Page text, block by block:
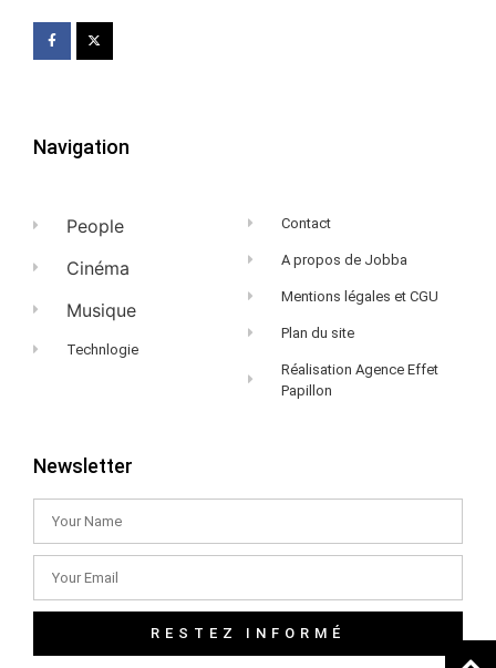
Navigation
People
Cinéma
Musique
Technlogie
Contact
A propos de Jobba
Mentions légales et CGU
Plan du site
Réalisation Agence Effet
Papillon
Newsletter
RESTEZ INFORMÉ